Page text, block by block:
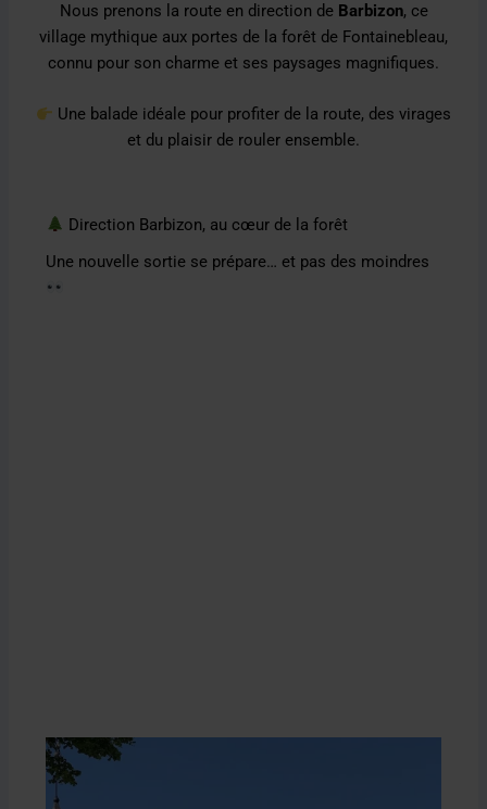
Nous prenons la route en direction de Barbizon, ce
village mythique aux portes de la forêt de Fontainebleau,
connu pour son charme et ses paysages magnifiques.
Une balade idéale pour profiter de la route, des virages
et du plaisir de rouler ensemble.
Direction Barbizon, au cœur de la forêt
Une nouvelle sortie se prépare… et pas des moindres